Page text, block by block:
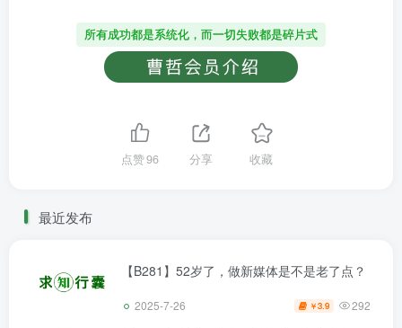
所有成功都是系统化，而一切失败都是碎片式
点赞96 分享 收藏
最近发布
【B281】52岁了，做新媒体是不是老了点？
2025-7-26 ￥3.9 292